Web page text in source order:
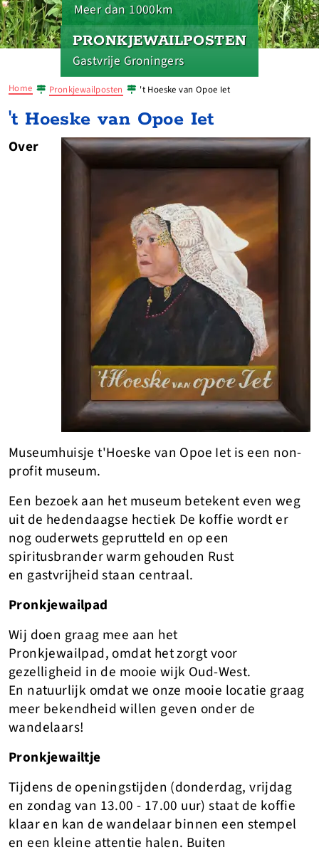
Meer dan 1000km
PRONKJEWAILPOSTEN
Gastvrije Groningers
Home Pronkjewailposten 't Hoeske van Opoe Iet
't Hoeske van Opoe Iet
Over
Museumhuisje t'Hoeske van Opoe Iet is een non-
profit museum.
Een bezoek aan het museum betekent even weg
uit de hedendaagse hectiek De koffie wordt er
nog ouderwets geprutteld en op een
spiritusbrander warm gehouden Rust
en gastvrijheid staan centraal.
Pronkjewailpad
Wij doen graag mee aan het
Pronkjewailpad, omdat het zorgt voor
gezelligheid in de mooie wijk Oud-West.
En natuurlijk omdat we onze mooie locatie graag
meer bekendheid willen geven onder de
wandelaars!
Pronkjewailtje
Tijdens de openingstijden (donderdag, vrijdag
en zondag van 13.00 - 17.00 uur) staat de koffie
klaar en kan de wandelaar binnen een stempel
en een kleine attentie halen. Buiten